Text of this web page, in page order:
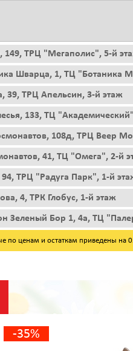
149, ТРЦ "Мегаполис", 5-й
Шварца, 1, ТЦ "Ботаника
39, ТРЦ Апельсин, 3-й этаж
133, ТЦ
108д, ТРЦ Веер
41, ТЦ "Омега", 2-й
94, ТРЦ "Радуга Парк", 1-й
4, ТРК Глобус, 1-й этаж
Зеленый Бор 1, 4а, ТЦ
ценам и остаткам приведены на
-35%